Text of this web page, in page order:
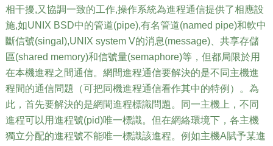
相干擾,又協調一致的工作,操作系統為進程通信提供了相應設
施,如UNIX BSD中的管道(pipe),有名管道(named pipe)和軟中
斷信號(singal),UNIX system V的消息(message)、共享存儲
區(shared memory)和信號量(semaphore)等，但都局限於用
在本機進程之間通信。網間進程通信要解決的是不同主機進
程間的通信問題（可把同機進程通信看作其中的特例）。為
此，首先要解決的是網間進程標識問題。同一主機上，不同
進程可以用進程號(pid)唯一標識。但在網絡環境下，各主機
獨立分配的進程號不能唯一標識該進程。例如主機A賦予某進